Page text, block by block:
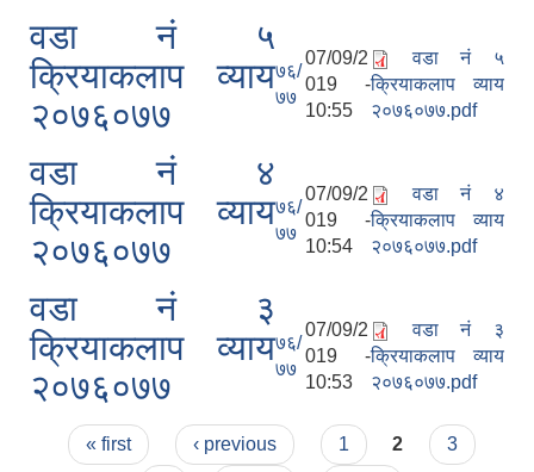
वडा नं ५
क्रियाकलाप व्याय
२०७६०७७
७६/
७७
07/09/2
019 -
10:55
वडा नं ५
क्रियाकलाप व्याय
२०७६०७७.pdf
वडा नं ४
क्रियाकलाप व्याय
२०७६०७७
७६/
७७
07/09/2
019 -
10:54
वडा नं ४
क्रियाकलाप व्याय
२०७६०७७.pdf
वडा नं ३
क्रियाकलाप व्याय
२०७६०७७
७६/
७७
07/09/2
019 -
10:53
वडा नं ३
क्रियाकलाप व्याय
२०७६०७७.pdf
Pages
« first ‹ previous 1 2
3